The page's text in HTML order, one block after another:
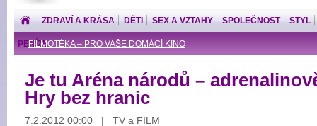
ZDRAVÍ A KRÁSA DĚTI SEX A VZTAHY SPOLEČNOST STYL
FILMOTÉKA – PRO VAŠE DOMÁCÍ KINO
PENÍZE
Je tu Aréna národů –
Hry bez hranic
7.2.2012 00:00 | TV a FILM